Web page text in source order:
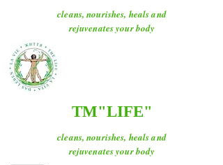
cleans, nourishes, heals and
rejuvenates your body
ТМ"LIFE"
cleans, nourishes, heals and
rejuvenates your body